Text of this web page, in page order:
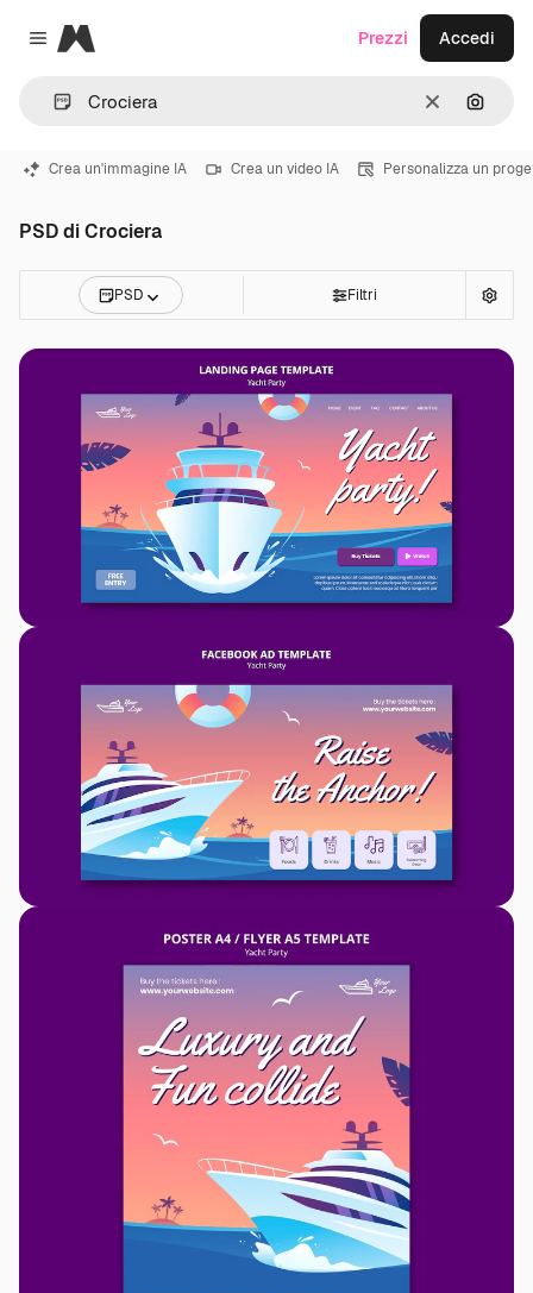
Close menu
Magnific
CancellaCerca
Prezzi Accedi
Crea un'immagine IA Crea un video IA Personalizza un
PSD di Crociera
PSD Filtri